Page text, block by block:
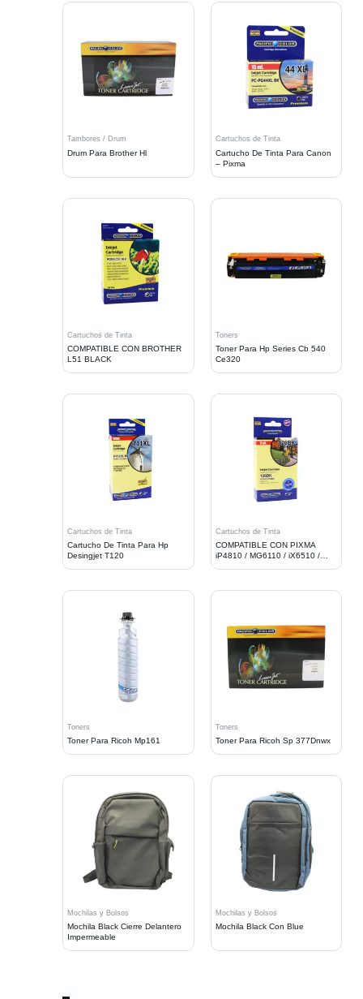
Tambores / Drum
Drum Para Brother Hl
Cartuchos de Tinta
Cartucho De Tinta Para Canon
– Pixma
Cartuchos de Tinta
COMPATIBLE CON BROTHER
L51 BLACK
Toners
Toner Para Hp Series Cb 540
Ce320
Cartuchos de Tinta
Cartucho De Tinta Para Hp
Desingjet T120
Cartuchos de Tinta
COMPATIBLE CON PIXMA
iP4810 / MG6110 / iX6510 /
Toners
Toner Para Ricoh Mp161
Toners
Toner Para Ricoh Sp 377Dnwx
Mochilas y Bolsos
Mochila Black Cierre Delantero
Impermeable
Mochilas y Bolsos
Mochila Black Con Blue